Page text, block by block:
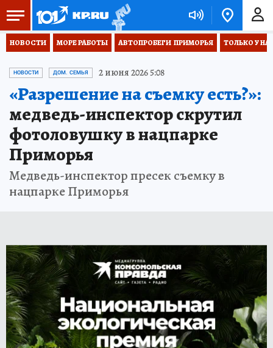
НОВОСТИ МОРЕ РАБОТЫ АВТОПРОБЕГИ  ПРИМОРЬЯ ТОЛЬКО У
НОВОСТИ ДОМ. СЕМЬЯ 2 июня 2026 5:08
«Разрешение на съемку есть?»:
медведь-инспектор скрутил
фотоловушку в нацпарке
Приморья
Медведь-инспектор пресек съемку в
нацпарке Приморья